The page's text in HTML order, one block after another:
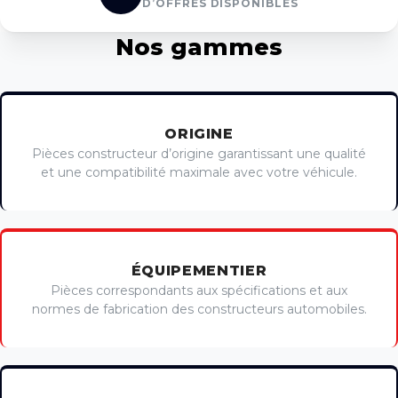
D’OFFRES DISPONIBLES
Nos gammes
ORIGINE
Pièces constructeur d’origine garantissant une qualité
et une compatibilité maximale avec votre véhicule.
ÉQUIPEMENTIER
Pièces correspondants aux spécifications et aux
normes de fabrication des constructeurs automobiles.